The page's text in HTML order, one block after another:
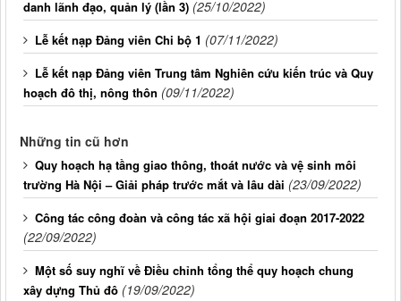
danh lãnh đạo, quản lý (lần 3) (25/10/2022)
Lễ kết nạp Đảng viên Chi bộ 1 (07/11/2022)
Lễ kết nạp Đảng viên Trung tâm Nghiên cứu kiến trúc và Quy
hoạch đô thị, nông thôn (09/11/2022)
Những tin cũ hơn
Quy hoạch hạ tầng giao thông, thoát nước và vệ sinh môi
trường Hà Nội – Giải pháp trước mắt và lâu dài (23/09/2022)
Công tác công đoàn và công tác xã hội giai đoạn 2017-2022
(22/09/2022)
Một số suy nghĩ về Điều chỉnh tổng thể quy hoạch chung
xây dựng Thủ đô (19/09/2022)